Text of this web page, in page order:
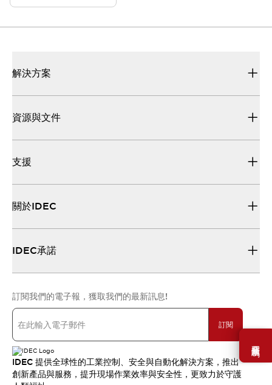
需要幫助嗎？
解決方案
資源與文件
支援
關於IDEC
IDEC承諾
訂閱我們的電子報，獲取我們的最新訊息!
訂閱
IDEC 提供全球性的工業控制、安全與自動化解決方案，推出
創新產品與服務，提升現場作業效率與安全性，更致力於守護